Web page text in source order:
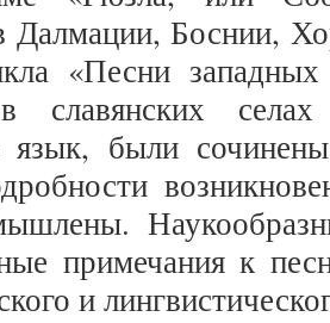
Далмации, Боснии,
«Песни
славянских
язык, были
примечания к
и